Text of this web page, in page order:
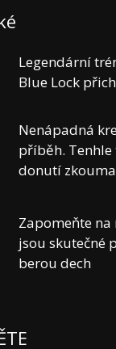
Legendární
Blue Lock
Nenápadná
příběh.
donutí
Zapomeňte
jsou skutečné
berou dech